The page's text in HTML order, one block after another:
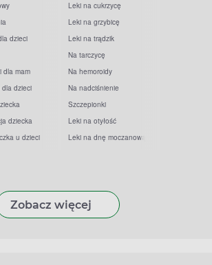
dzieci
dla mam
dla dzieci
dziecka
u dzieci
Leki na cukrzycę
Leki na grzybicę
Leki na trądzik
Na tarczycę
Na hemoroidy
Na nadciśnienie
Szczepionki
Leki na otyłość
Leki na dnę moczanową
Zobacz więcej